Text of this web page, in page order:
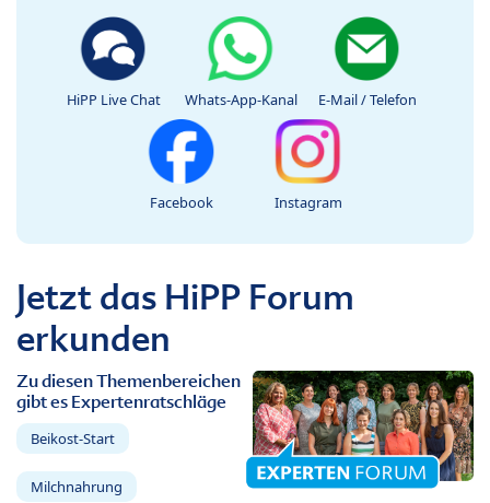
HiPP Live Chat Whats-App-Kanal E-Mail / Telefon
Facebook Instagram
Jetzt das HiPP Forum
erkunden
Zu diesen Themenbereichen
gibt es Expertenratschläge
Beikost-Start
Milchnahrung